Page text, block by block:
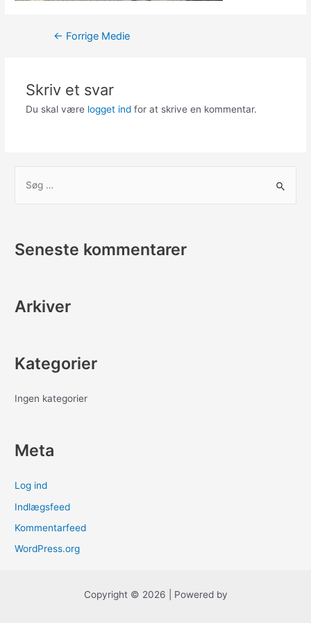
Indlægsnavigation
← Forrige Medie
Skriv et svar
Du skal være logget indfor at skrive en kommentar.
f
r
Seneste kommentarer
Arkiver
Kategorier
Ingen kategorier
Meta
Log ind
Indlægsfeed
Kommentarfeed
WordPress.org
Copyright © 2026 | Powered by